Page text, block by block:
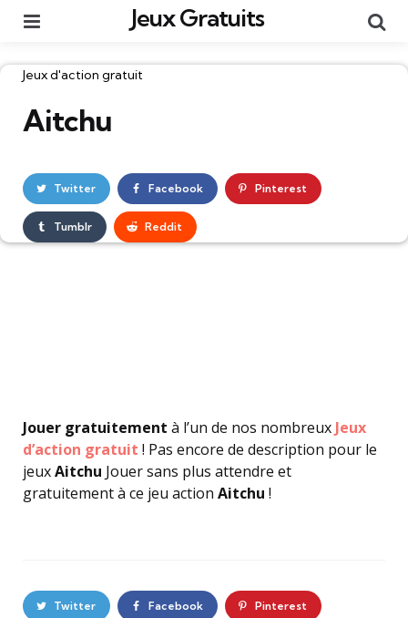
Jeux Gratuits
Catégories
Jeux d'action gratuit
Aitchu
Twitter Facebook Pinterest
Tumblr Reddit
Jouer gratuitement à l’un de nos nombreux Jeux
d’action gratuit ! Pas encore de description pour le
jeuxAitchu Jouer sans plus attendre et
gratuitement à ce jeu action Aitchu !
Twitter Facebook Pinterest